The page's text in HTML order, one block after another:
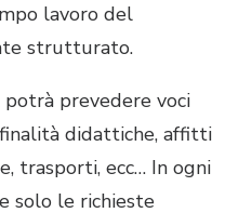
lavoro del
strutturato.
prevedere voci
didattiche, affitti
trasporti, ecc… In ogni
solo le richieste